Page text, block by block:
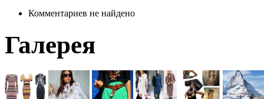
Комментариев не найдено
Галерея